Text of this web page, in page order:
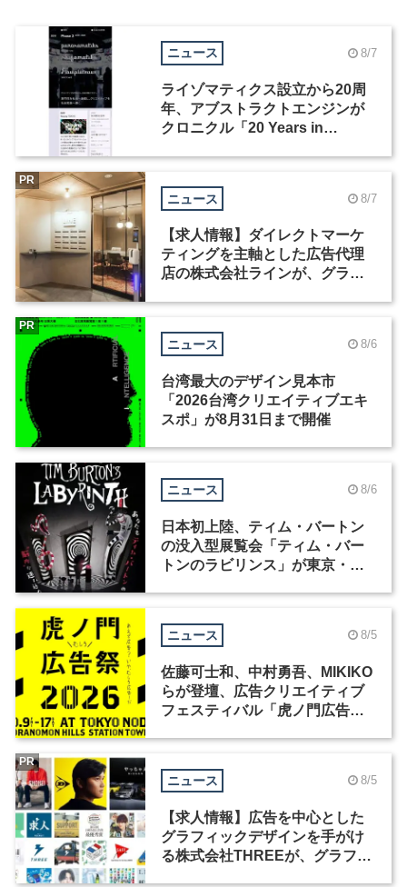
ニュース 8/7
ライゾマティクス設立から20周
年、アブストラクトエンジンが
クロニクル「20 Years in
ニュース 8/7
【求人情報】ダイレクトマーケ
ティングを主軸とした広告代理
店の株式会社ラインが、グラフ
PR
ニュース 8/6
台湾最大のデザイン見本市
「2026台湾クリエイティブエキ
スポ」が8月31日まで開催
PR
ニュース 8/6
日本初上陸、ティム・バートン
の没入型展覧会「ティム・バー
トンのラビリンス」が東京・豊
ニュース 8/5
佐藤可士和、中村勇吾、MIKIKO
らが登壇、広告クリエイティブ
フェスティバル「虎ノ門広告
ニュース 8/5
【求人情報】広告を中心とした
グラフィックデザインを手がけ
る株式会社THREEが、グラフィ
PR